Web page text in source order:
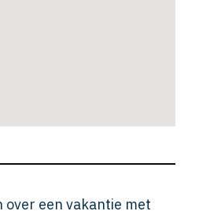
over een vakantie met